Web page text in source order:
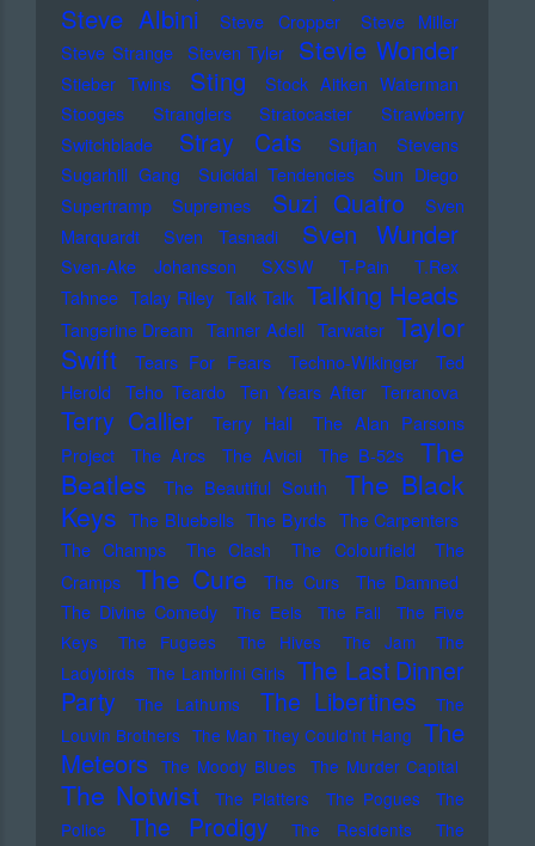
Steve Albini Steve Cropper
Steve Miller
Steve Strange Steven Tyler Stevie Wonder
Stieber Twins Sting
Stock Aitken Waterman
Stooges
Stranglers Stratocaster
Strawberry
Switchblade
Stray Cats
Sufjan Stevens
Sugarhill Gang
Suicidal Tendencies
Sun Diego
Supertramp
Supremes Suzi Quatro
Sven
Marquardt
Sven Tasnadi Sven Wunder
Sven-Ake Johansson SXSW T-Pain
T.Rex
Tahnee Talay Riley Talk Talk Talking Heads
Tangerine Dream Tanner Adell Tarwater Taylor
Swift
Tears For Fears Techno-Wikinger
Ted
Herold
Teho Teardo Ten Years After Terranova
Terry Callier Terry Hall
The Alan Parsons
Project
The Arcs The Avicii The B-52s
The
Beatles
The Beautiful South
The Black
Keys The Bluebells The Byrds The Carpenters
The Champs
The Clash The Colourfield
The
Cramps
The Cure The Curs
The Damned
The Divine Comedy
The Eels The Fall
The Five
Keys
The Fugees The Hives The Jam
The
Ladybirds The Lambrini Girls The Last Dinner
Party
The Lathums The Libertines
The
Louvin Brothers The Man They Could'nt Hang The
Meteors The Moody Blues The Murder Capital
The Notwist The Platters The Pogues
The
Police
The Prodigy The Residents
The